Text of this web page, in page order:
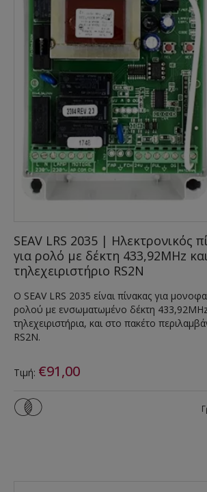
SEAV LRS 2035 | Ηλεκτρονικός
για ρολό με δέκτη 433,92MHz
τηλεχειριστήριο RS2N
Ο SEAV LRS 2035 είναι πίνακας για
ρολού με ενσωματωμένο δέκτη
τηλεχειριστήρια, και στο πακέτο
RS2N.
Τιμή: €91,00